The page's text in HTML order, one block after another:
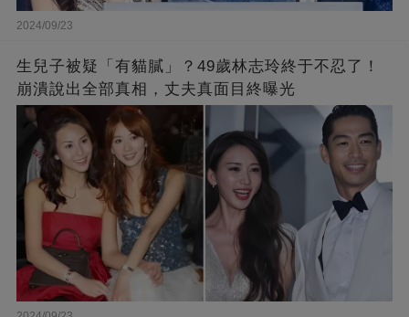
2024/09/23
生兒子被疑「有貓膩」？49歲林志玲終于不忍了！
崩潰說出全部真相，丈夫真面目終曝光